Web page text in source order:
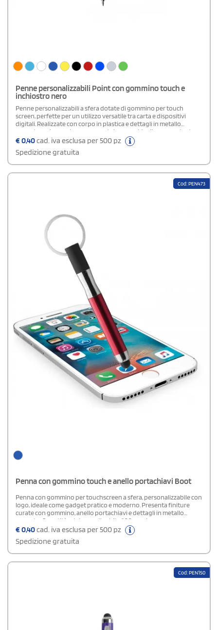
Penne personalizzabili Point con gommino touch e
inchiostro nero
Penne personalizzabili a sfera dotate di gommino per touch
screen, perfette per un utilizzo versatile tra carta e dispositivi
digitali. Realizzate con corpo in plastica e dettagli in metallo
cromato, uniscono leggerezza ed eleganza. Ideali come gadget
promozionali moderni e funzionali. Quantità minima ordinabile:
€0,40cad. iva esclusa per 500 pz
Spedizione gratuita
Cod: PEN473
Penna con gommino touch e anello portachiavi Boot
Penna con gommino per touchscreen a sfera, personalizzabile con
logo, ideale come gadget pratico e moderno. Presenta finiture
curate con gommino, anello portachiavi e dettagli in metallo
cromato. Quantità minima ordinabile: 100 pezzi.
€0,40cad. iva esclusa per 500 pz
Spedizione gratuita
Cod: PEN150